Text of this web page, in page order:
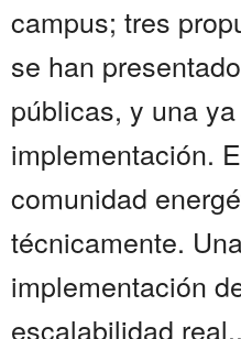
campus; tres
se han
públicas, y una
implementación.
comunidad
técnicamente.
implementación
escalabilidad